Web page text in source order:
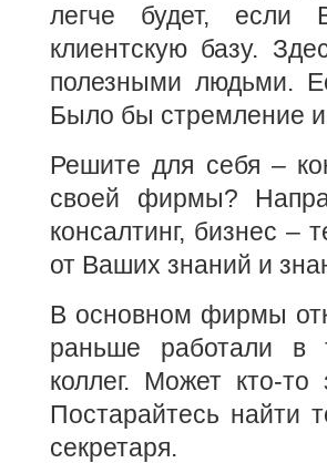
легче будет, если
клиентскую базу.
полезными людьми.
Было бы стремление и
Решите для себя –
своей фирмы?
консалтинг, бизнес –
от Ваших знаний и
В основном фирмы
раньше работали в
коллег. Может кто-
Постарайтесь найти
секретаря.